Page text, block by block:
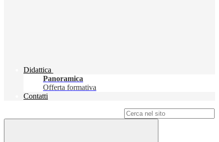
Didattica
Panoramica
Offerta formativa
Contatti